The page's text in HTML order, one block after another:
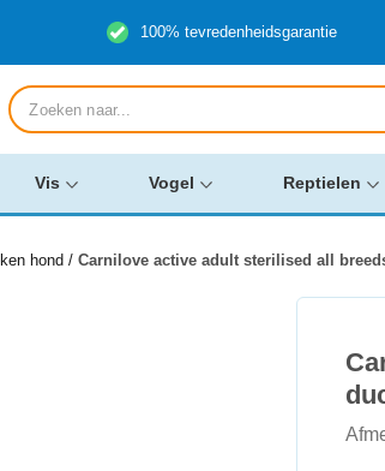
100% tevredenheidsgarantie
Producten
zoeken
Vis Vogel Reptielen
hond / Carnilove active adult sterilised all